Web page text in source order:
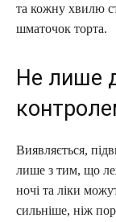
та кожну хвилю
шматочок торта.
Не лише
Виявляється,
лише з тим, що
ночі та ліки
сильніше, ніж